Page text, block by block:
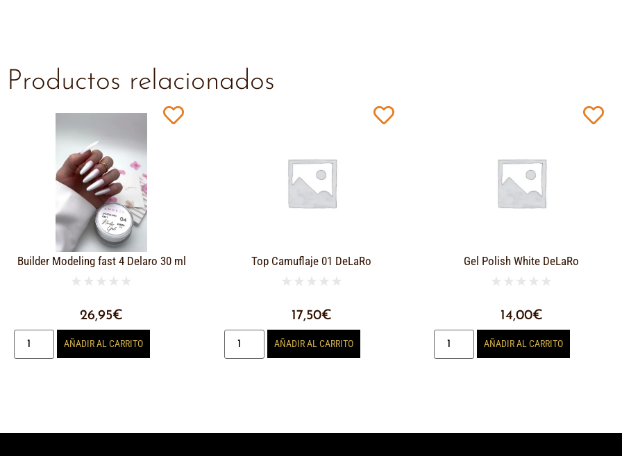
Productos relacionados
Builder Modeling fast 4 Delaro 30 ml
★ ★ ★ ★ ★
26,95€
AÑADIR AL CARRITO
Top Camuflaje 01 DeLaRo
★ ★ ★ ★ ★
17,50€
AÑADIR AL CARRITO
Gel Polish White DeLaRo
★ ★ ★ ★ ★
14,00€
AÑADIR AL CARRITO